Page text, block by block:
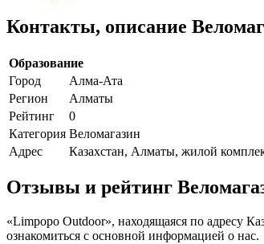
Контакты, описание
Образование
Город
Алма-Ата
Регион
Алматы
Рейтинг
0
Категория Веломагазин
Адрес
Казахстан, Алматы, жилой
Отзывы и рейтинг
«Limpopo Outdoor», находящаяся по адресу
ознакомиться с основной информацией о нас.